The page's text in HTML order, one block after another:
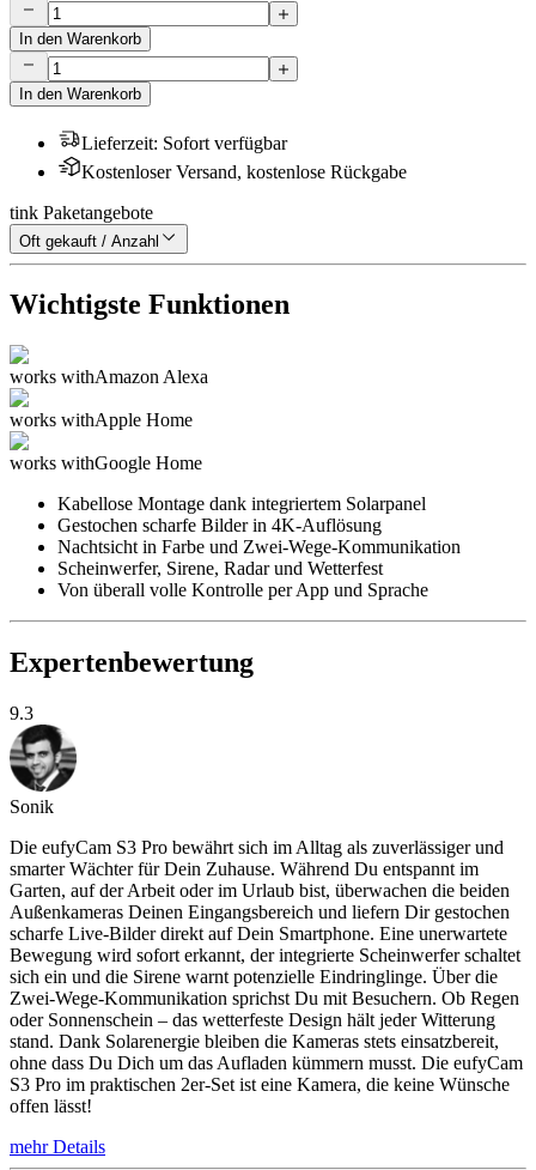
In den Warenkorb
In den Warenkorb
Lieferzeit: Sofort verfügbar
Kostenloser Versand, kostenlose Rückgabe
tink Paketangebote
Oft gekauft / Anzahl
Wichtigste Funktionen
works withAmazon Alexa
works withApple Home
works withGoogle Home
Kabellose Montage dank integriertem Solarpanel
Gestochen scharfe Bilder in 4K-Auflösung
Nachtsicht in Farbe und Zwei-Wege-Kommunikation
Scheinwerfer, Sirene, Radar und Wetterfest
Von überall volle Kontrolle per App und Sprache
Expertenbewertung
9.3
Sonik
Die eufyCam S3 Pro bewährt sich im Alltag als zuverlässiger und
smarter Wächter für Dein Zuhause. Während Du entspannt im
Garten, auf der Arbeit oder im Urlaub bist, überwachen die beiden
Außenkameras Deinen Eingangsbereich und liefern Dir gestochen
scharfe Live-Bilder direkt auf Dein Smartphone. Eine unerwartete
Bewegung wird sofort erkannt, der integrierte Scheinwerfer schaltet
sich ein und die Sirene warnt potenzielle Eindringlinge. Über die
Zwei-Wege-Kommunikation sprichst Du mit Besuchern. Ob Regen
oder Sonnenschein – das wetterfeste Design hält jeder Witterung
stand. Dank Solarenergie bleiben die Kameras stets einsatzbereit,
ohne dass Du Dich um das Aufladen kümmern musst. Die eufyCam
S3 Pro im praktischen 2er-Set ist eine Kamera, die keine Wünsche
offen lässt!
mehr Details